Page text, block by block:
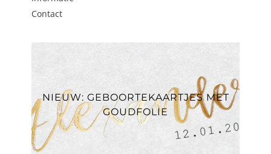
Contact
NIEUW: GEBOORTEKAARTJES MET
GOUDFOLIE